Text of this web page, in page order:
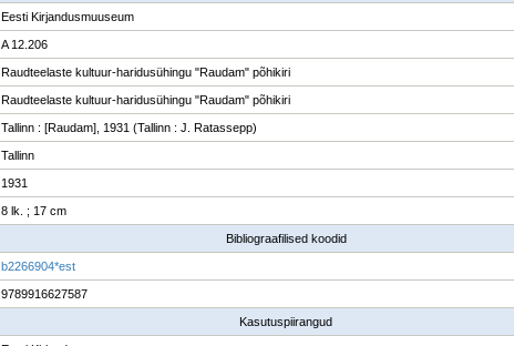
Eesti Kirjandusmuuseum
A 12.206
Raudteelaste kultuur-haridusühingu "Raudam" põhikiri
Raudteelaste kultuur-haridusühingu "Raudam" põhikiri
Tallinn : [Raudam], 1931 (Tallinn : J. Ratassepp)
Tallinn
1931
8 lk. ; 17 cm
Bibliograafilised koodid
b2266904*est
9789916627587
Kasutuspiirangud